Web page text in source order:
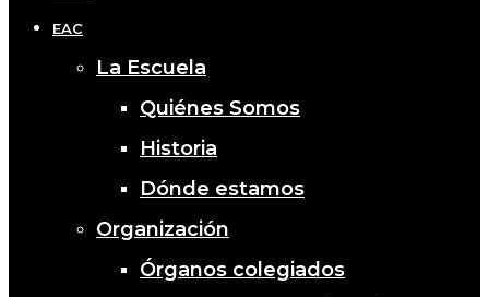
EAC
La Escuela
Quiénes Somos
Historia
Dónde estamos
Organización
Órganos colegiados